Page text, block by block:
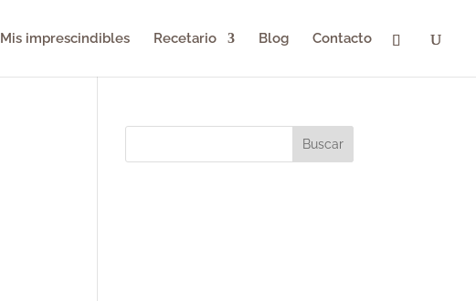
Mis imprescindibles Recetario Blog Contacto
Buscar